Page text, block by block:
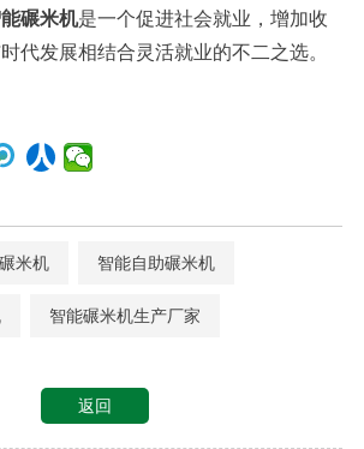
碾米机是一个促进社会就业，增加收
代发展相结合灵活就业的不二之选。
米机 智能自助碾米机
智能碾米机生产厂家
返回